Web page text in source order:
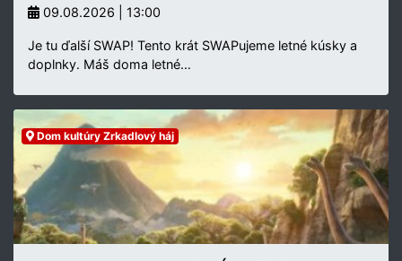
09.08.2026 | 13:00
Je tu ďalší SWAP! Tento krát SWAPujeme letné kúsky a
doplnky. Máš doma letné…
Dom kultúry Zrkadlový háj